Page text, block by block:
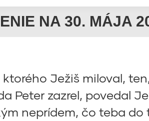
NA 30. MÁJA
Ježiš miloval,
Peter zazrel, povedal
neprídem, čo teba do